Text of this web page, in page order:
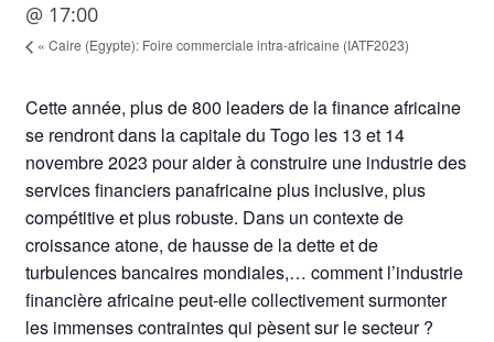
@ 17:00
« Caire (Egypte): Foire commerciale intra-africaine (IATF2023)
Cette année, plus de 800 leaders de la finance africaine
se rendront dans la capitale du Togo les 13 et 14
novembre 2023 pour aider à construire une industrie des
services financiers panafricaine plus inclusive, plus
compétitive et plus robuste. Dans un contexte de
croissance atone, de hausse de la dette et de
turbulences bancaires mondiales,… comment l’industrie
financière africaine peut-elle collectivement surmonter
les immenses contraintes qui pèsent sur le secteur ?